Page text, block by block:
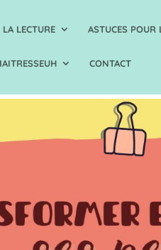
LECTURE ASTUCES POUR
CONTACT